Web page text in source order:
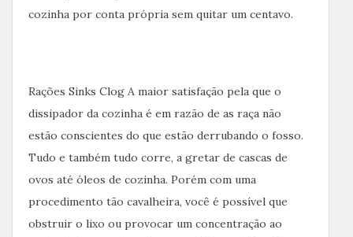
cozinha por conta própria sem quitar um centavo.
Rações Sinks Clog A maior satisfação pela que o
dissipador da cozinha é em razão de as raça não
estão conscientes do que estão derrubando o fosso.
Tudo e também tudo corre, a gretar de cascas de
ovos até óleos de cozinha. Porém com uma
procedimento tão cavalheira, você é possível que
obstruir o lixo ou provocar um concentração ao